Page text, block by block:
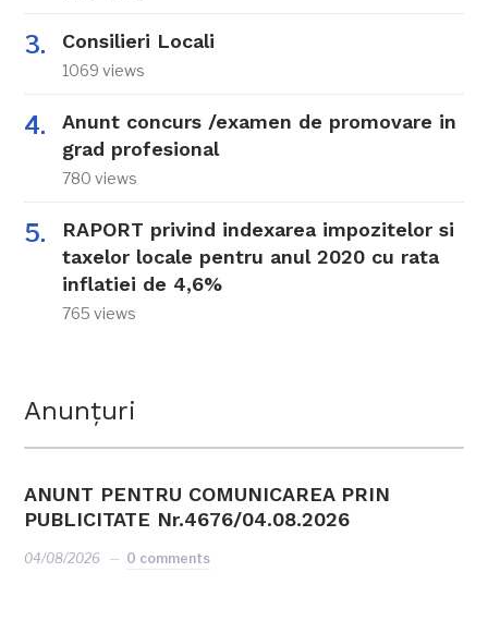
Consilieri Locali
1069 views
Anunt concurs /examen de promovare in
grad profesional
780 views
RAPORT privind indexarea impozitelor si
taxelor locale pentru anul 2020 cu rata
inflatiei de 4,6%
765 views
Anunțuri
ANUNT PENTRU COMUNICAREA PRIN
PUBLICITATE Nr.4676/04.08.2026
04/08/2026 0 comments